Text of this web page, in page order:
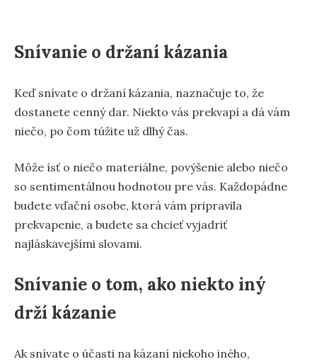
Snívanie o držaní kázania
Keď snívate o držaní kázania, naznačuje to, že
dostanete cenný dar. Niekto vás prekvapí a dá vám
niečo, po čom túžite už dlhý čas.
Môže ísť o niečo materiálne, povýšenie alebo niečo
so sentimentálnou hodnotou pre vás. Každopádne
budete vďační osobe, ktorá vám pripravila
prekvapenie, a budete sa chcieť vyjadriť
najláskavejšími slovami.
Snívanie o tom, ako niekto iný
drží kázanie
Ak snívate o účasti na kázaní niekoho iného,